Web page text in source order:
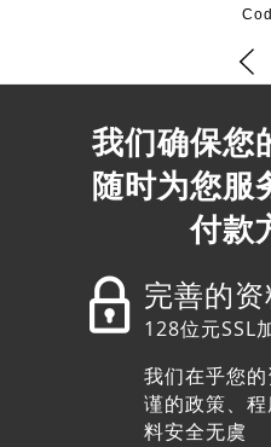
in
in
我们确保您
随时为您服
付款
完善的
128位元SSL
我们在乎您
谨的政策、
料安全无虞